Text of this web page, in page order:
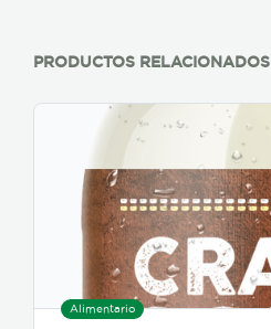
PRODUCTOS RELACIONADOS
Alimentario